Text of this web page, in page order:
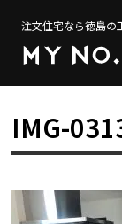
注文住宅なら徳島の
IMG-